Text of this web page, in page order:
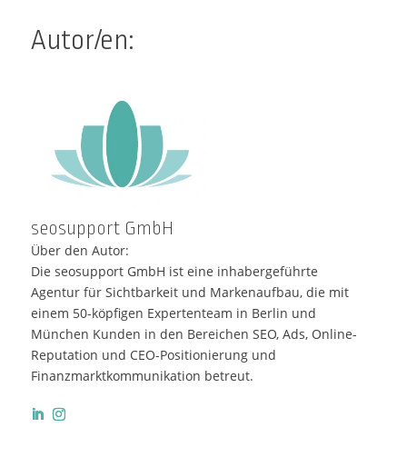
Autor/en:
seosupport GmbH
Über den Autor:
Die seosupport GmbH ist eine inhabergeführte
Agentur für Sichtbarkeit und Markenaufbau, die mit
einem 50-köpfigen Expertenteam in Berlin und
München Kunden in den Bereichen SEO, Ads, Online-
Reputation und CEO-Positionierung und
Finanzmarktkommunikation betreut.